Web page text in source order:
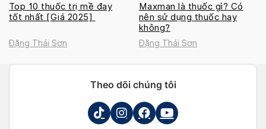
Top 10 thuốc trị mề đay
tốt nhất [Giá 2025]
Đặng Thái Sơn
Maxman là thuốc gì? Có
nên sử dụng thuốc hay
không?
Đặng Thái Sơn
Theo dõi chúng tôi